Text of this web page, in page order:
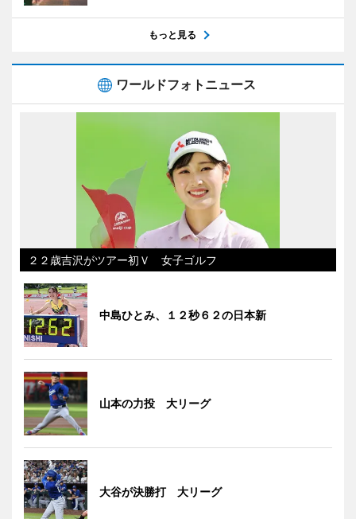
もっと見る
ワールドフォトニュース
２２歳吉沢がツアー初Ｖ 女子ゴルフ
中島ひとみ、１２秒６２の日本新
山本の力投 大リーグ
大谷が決勝打 大リーグ